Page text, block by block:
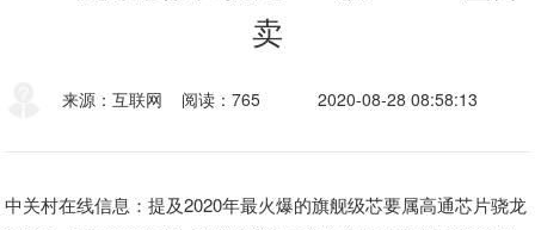
卖
来源：互联网 阅读：765 2020-08-28 08:58:13
中关村在线信息：提及2020年最火爆的旗舰级芯要属高通芯片骁龙